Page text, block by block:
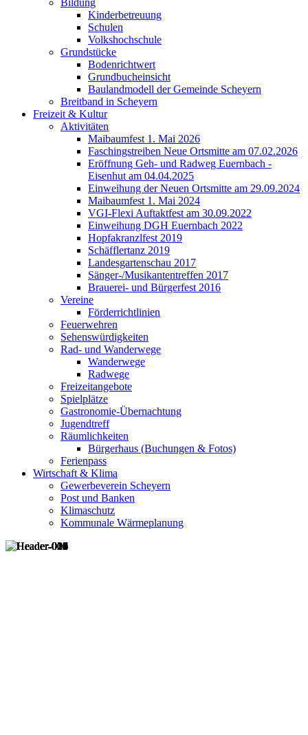
Bildung
Kinderbetreuung
Schulen
Volkshochschule
Grundstücke
Bodenrichtwert
Grundbucheinsicht
Baulandmodell der Gemeinde Scheyern
Breitband in Scheyern
Freizeit & Kultur
Aktivitäten
Maibaumfest 1. Mai 2026
Faschingstreiben Neue Ortsmitte am 07.02.2026
Eröffnung Geh- und Radweg Euernbach -
Eisenhut am 04.04.2025
Einweihung der Neuen Ortsmitte am 29.09.2024
Maibaumfest 1. Mai 2024
VGI-Flexi Auftaktfest am 30.09.2022
Einweihung DGH Euernbach 2022
Hopfakranzlfest 2019
Schäfflertanz 2019
Landesgartenschau 2017
Sänger-/Musikantentreffen 2017
Brauerei- und Bürgerfest 2016
Vereine
Förderrichtlinien
Feuerwehren
Sehenswürdigkeiten
Rad- und Wanderwege
Wanderwege
Radwege
Freizeitangebote
Spielplätze
Gastronomie-Übernachtung
Jugendtreff
Räumlichkeiten
Bürgerhaus (Buchungen & Fotos)
Ferienpass
Wirtschaft & Klima
Gewerbeverein Scheyern
Post und Banken
Klimaschutz
Kommunale Wärmeplanung